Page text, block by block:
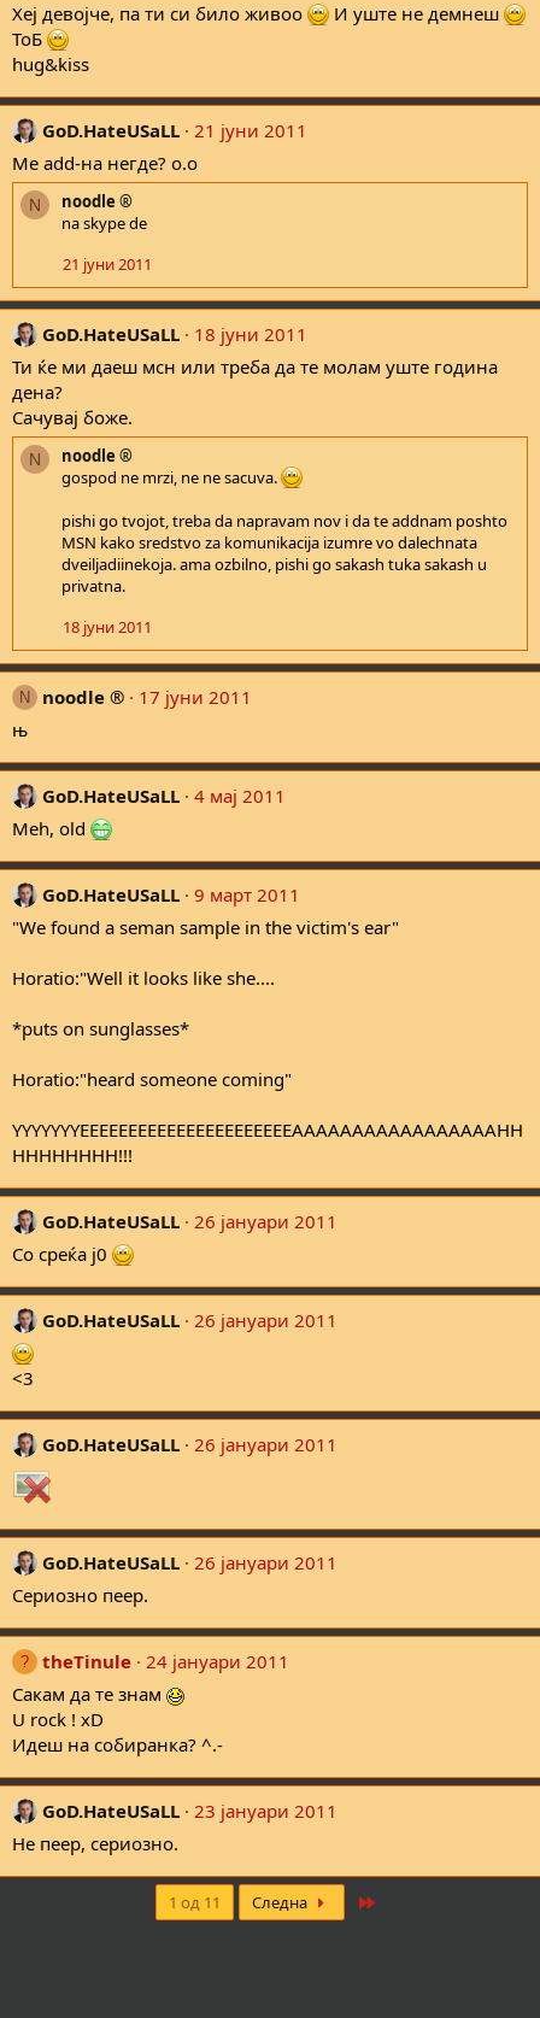
Хеј девојче, па ти си било живоо
И уште не демнеш
ТоБ
hug&kiss
GoD.HateUSaLL 21 јуни 2011
Ме add-на негде? о.о
N
noodle ®
na skype de
21 јуни 2011
GoD.HateUSaLL
18 јуни 2011
Ти ќе ми даеш мсн или треба да те молам уште година
дена?
Сачувај боже.
N
noodle ®
gospod ne mrzi, ne ne sacuva.
pishi go tvojot, treba da napravam nov i da te addnam poshto
MSN kako sredstvo za komunikacija izumre vo dalechnata
dveiljadiinekoja. ama ozbilno, pishi go sakash tuka sakash u
privatna.
18 јуни 2011
N noodle ®
17 јуни 2011
њ
GoD.HateUSaLL 4 мај 2011
Meh, old
GoD.HateUSaLL 9 март 2011
"We found a seman sample in the victim's ear"
Horatio:"Well it looks like she....
*puts on sunglasses*
Horatio:"heard someone coming"
YYYYYYYEEEEEEEEEEEEEEEEEEEEEEAAAAAAAAAAAAAAAAAHH
HHHHHHHH!!!
GoD.HateUSaLL 26 јануари 2011
Со среќа ј0
GoD.HateUSaLL 26 јануари 2011
<3
GoD.HateUSaLL 26 јануари 2011
GoD.HateUSaLL 26 јануари 2011
Сериозно пеер.
theTinule 24 јануари 2011
Сакам да те знам
U rock ! xD
Идеш на собиранка? ^.-
GoD.HateUSaLL 23 јануари 2011
Не пеер, сериозно.
1 од 11 Следна